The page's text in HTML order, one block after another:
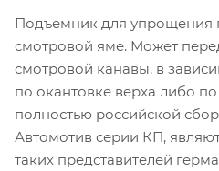
Подъемник для упрощения
смотровой яме. Может
смотровой канавы, в
по окантовке верха либо
полностью российской
Автомотив серии КП,
таких представителей